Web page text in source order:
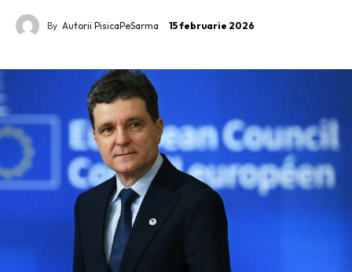
By Autorii PisicaPeSarma 15 februarie 2026